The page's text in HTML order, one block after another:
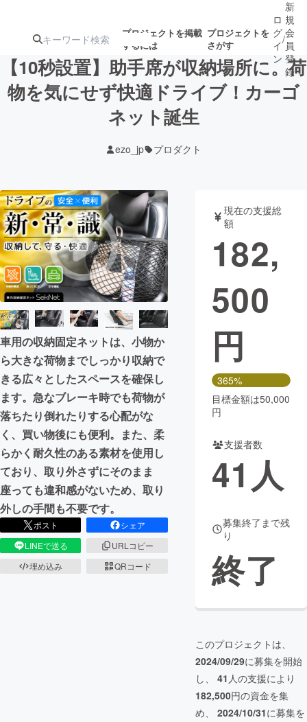
プロジェクトを掲載
するには
プロジェクトを
さがす
注目の新着プロ募集終了が近いプ
テクノロジー・ガジェット
映像・映画 書籍・雑誌
ビジネス・起業 チャレンジ
まちづくり・地域活性化
CAMPFIRE for Social Good
CAMPFIRE Creation
CAMPFIREふるさと納税machi-ya コミュニティ
ロ
グ
イ
ン
/
新
規
会
員
登
録
【10秒設置】助手席が収納場所に。荷
物を気にせず快適ドライブ！カーゴ
ネット誕生
ezo_jp プロダクト
車用の収納固定ネットは、小物か
ら大きな荷物までしっかり収納で
きる広々としたスペースを確保し
ます。急なブレーキ時でも荷物が
落ちたり倒れたりする心配がな
く、買い物後にも便利。また、柔
らかく耐久性のある素材を使用し
ており、取り外さずにそのまま
座っても違和感がないため、取り
外しの手間も不要です。
ポスト
シェア
LINEで送る
URLコピー
埋め込み
QRコード
現在の支援総
額
182,
500
円
365%
目標金額は50,000
円
支援者数
41 人
募集終了まで残
り
終了
このプロジェクトは、
2024/09/29に募集を開始
し、 41 人の支援により
182,500円の資金を集
め、 2024/10/31に募集を